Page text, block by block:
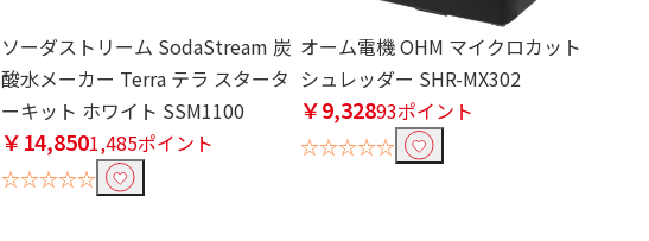
ソーダストリーム SodaStream 炭
酸水メーカー Terra テラ スタータ
ーキット ホワイト SSM1100
￥14,8501,485ポイント
☆☆☆☆☆
オーム電機 OHM マイクロカット
シュレッダー SHR-MX302
￥9,32893ポイント
☆☆☆☆☆